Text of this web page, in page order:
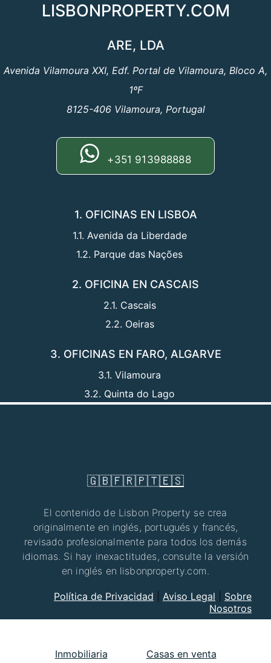
LISBONPROPERTY.COM
ARE, LDA
Avenida Vilamoura XXI, Edf. Portal de Vilamoura, Bloco A,
1ºF
8125-406 Vilamoura, Portugal
+351 913988888
1. OFICINAS EN LISBOA
1.1. Avenida da Liberdade
1.2. Parque das Nações
2. OFICINA EN CASCAIS
2.1. Cascais
2.2. Oeiras
3. OFICINAS EN FARO, ALGARVE
3.1. Vilamoura
3.2. Quinta do Lago
🇬🇧🇫🇷🇵🇹🇪🇸
El contenido de Lisbon Property se crea
originalmente en inglés, portugués y francés,
revisado profesionalmente para todos los demás
idiomas. Si hay inexactitudes, consulte la versión
en inglés en lisbonproperty.com.
Política de Privacidad Aviso Legal
Sobre
Nosotros
Inmobiliaria Casas en venta